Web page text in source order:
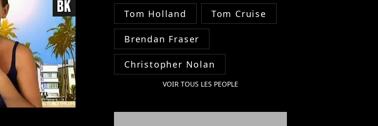
Tom Holland Tom Cruise
Brendan Fraser
Christopher Nolan
VOIR TOUS LES PEOPLE